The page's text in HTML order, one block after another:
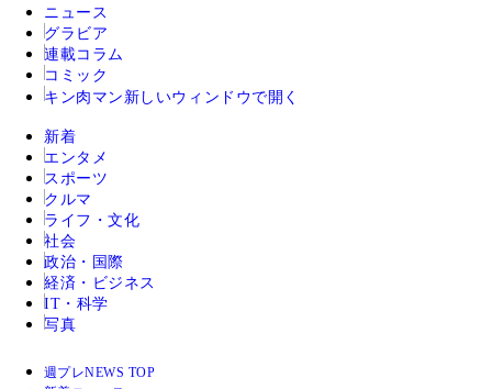
ニュース
グラビア
連載コラム
コミック
キン肉マン 新しいウィンドウで開く
新着
エンタメ
スポーツ
クルマ
ライフ・文化
社会
政治・国際
経済・ビジネス
IT・科学
写真
週プレNEWS TOP